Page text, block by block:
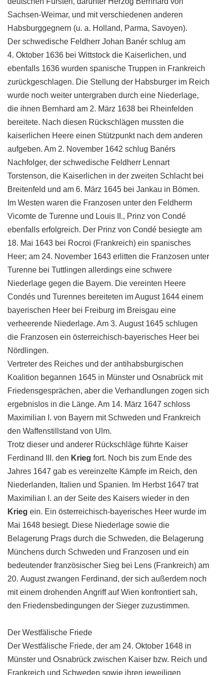
Sachsen-Weimar, und mit verschiedenen anderen
Habsburggegnern (u. a. Holland, Parma, Savoyen).
Der schwedische Feldherr Johan Banér schlug am
4. Oktober 1636 bei Wittstock die Kaiserlichen, und
ebenfalls 1636 wurden spanische Truppen in Frankreich
zurückgeschlagen. Die Stellung der Habsburger im Reich
wurde noch weiter untergraben durch eine Niederlage,
die ihnen Bernhard am 2. März 1638 bei Rheinfelden
bereitete. Nach diesen Rückschlägen mussten die
kaiserlichen Heere einen Stützpunkt nach dem anderen
aufgeben. Am 2. November 1642 schlug Banérs
Nachfolger, der schwedische Feldherr Lennart
Torstenson, die Kaiserlichen in der zweiten Schlacht bei
Breitenfeld und am 6. März 1645 bei Jankau in Bömen.
Im Westen waren die Franzosen unter den Feldherrn
Vicomte de Turenne und Louis II., Prinz von Condé
ebenfalls erfolgreich. Der Prinz von Condé besiegte am
18. Mai 1643 bei Rocroi (Frankreich) ein spanisches
Heer; am 24. November 1643 erlitten die Franzosen unter
Turenne bei Tuttlingen allerdings eine schwere
Niederlage gegen die Bayern. Die vereinten Heere
Condés und Turennes bereiteten im August 1644 einem
bayerischen Heer bei Freiburg im Breisgau eine
verheerende Niederlage. Am 3. August 1645 schlugen
die Franzosen ein österreichisch-bayerisches Heer bei
Nördlingen.
Vertreter des Reiches und der antihabsburgischen
Koalition begannen 1645 in Münster und Osnabrück mit
Friedensgesprächen, aber die Verhandlungen zogen sich
ergebnislos in die Länge. Am 14. März 1647 schloss
Maximilian I. von Bayern mit Schweden und Frankreich
den Waffenstillstand von Ulm.
Trotz dieser und anderer Rückschläge führte Kaiser
Ferdinand III. den Krieg fort. Noch bis zum Ende des
Jahres 1647 gab es vereinzelte Kämpfe im Reich, den
Niederlanden, Italien und Spanien. Im Herbst 1647 trat
Maximilian I. an der Seite des Kaisers wieder in den
Krieg ein. Ein österreichisch-bayerisches Heer wurde im
Mai 1648 besiegt. Diese Niederlage sowie die
Belagerung Prags durch die Schweden, die Belagerung
Münchens durch Schweden und Franzosen und ein
bedeutender französischer Sieg bei Lens (Frankreich) am
20. August zwangen Ferdinand, der sich außerdem noch
mit einem drohenden Angriff auf Wien konfrontiert sah,
den Friedensbedingungen der Sieger zuzustimmen.
Der Westfälische Friede
Der Westfälische Friede, der am 24. Oktober 1648 in
Münster und Osnabrück zwischen Kaiser bzw. Reich und
Frankreich und Schweden sowie ihren jeweiligen